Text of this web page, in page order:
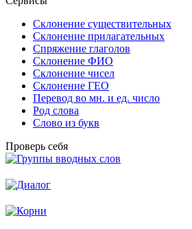
Склонение существительных
Склонение прилагательных
Спряжение глаголов
Склонение ФИО
Склонение чисел
Склонение ГЕО
Перевод во мн. и ед. число
Род слова
Слово из букв
Проверь себя